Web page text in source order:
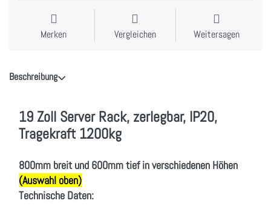
Merken Vergleichen Weitersagen
Beschreibung
19 Zoll Server Rack, zerlegbar, IP20,
Tragekraft 1200kg
800mm breit und 600mm tief in verschiedenen Höhen
(Auswahl oben)
Technische Daten: